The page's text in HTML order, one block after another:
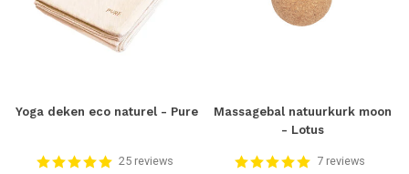
Yoga deken eco naturel - Pure
25 reviews
Massagebal natuurkurk moon
- Lotus
7 reviews